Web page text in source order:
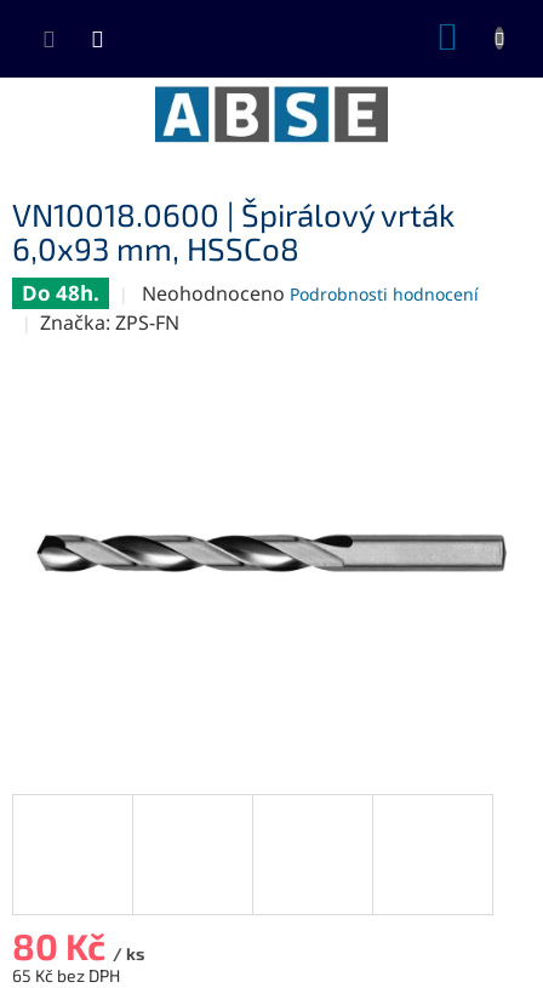
VN10018.0600 | Špirálový vrták
6,0x93 mm, HSSCo8
Do 48h.
Průměrné
hodnocení
Neohodnoceno Podrobnosti hodnocení
Značka: ZPS-FN
80 Kč / ks
65 Kč bez DPH